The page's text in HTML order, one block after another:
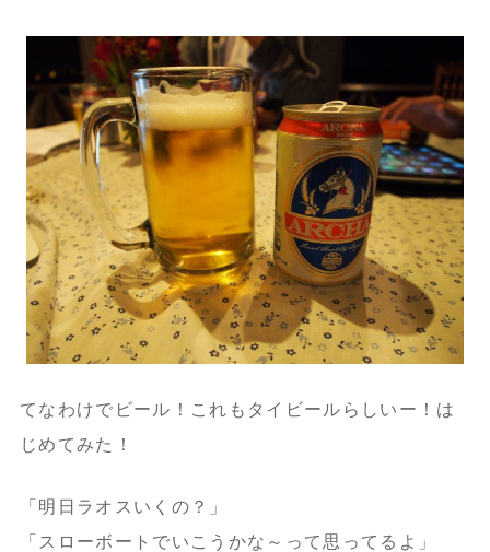
てなわけでビール！これもタイビールらしいー！は
じめてみた！
「明日ラオスいくの？」
「スローボートでいこうかな～って思ってるよ」